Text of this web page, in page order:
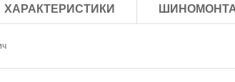
ХАРАКТЕРИСТИКИ